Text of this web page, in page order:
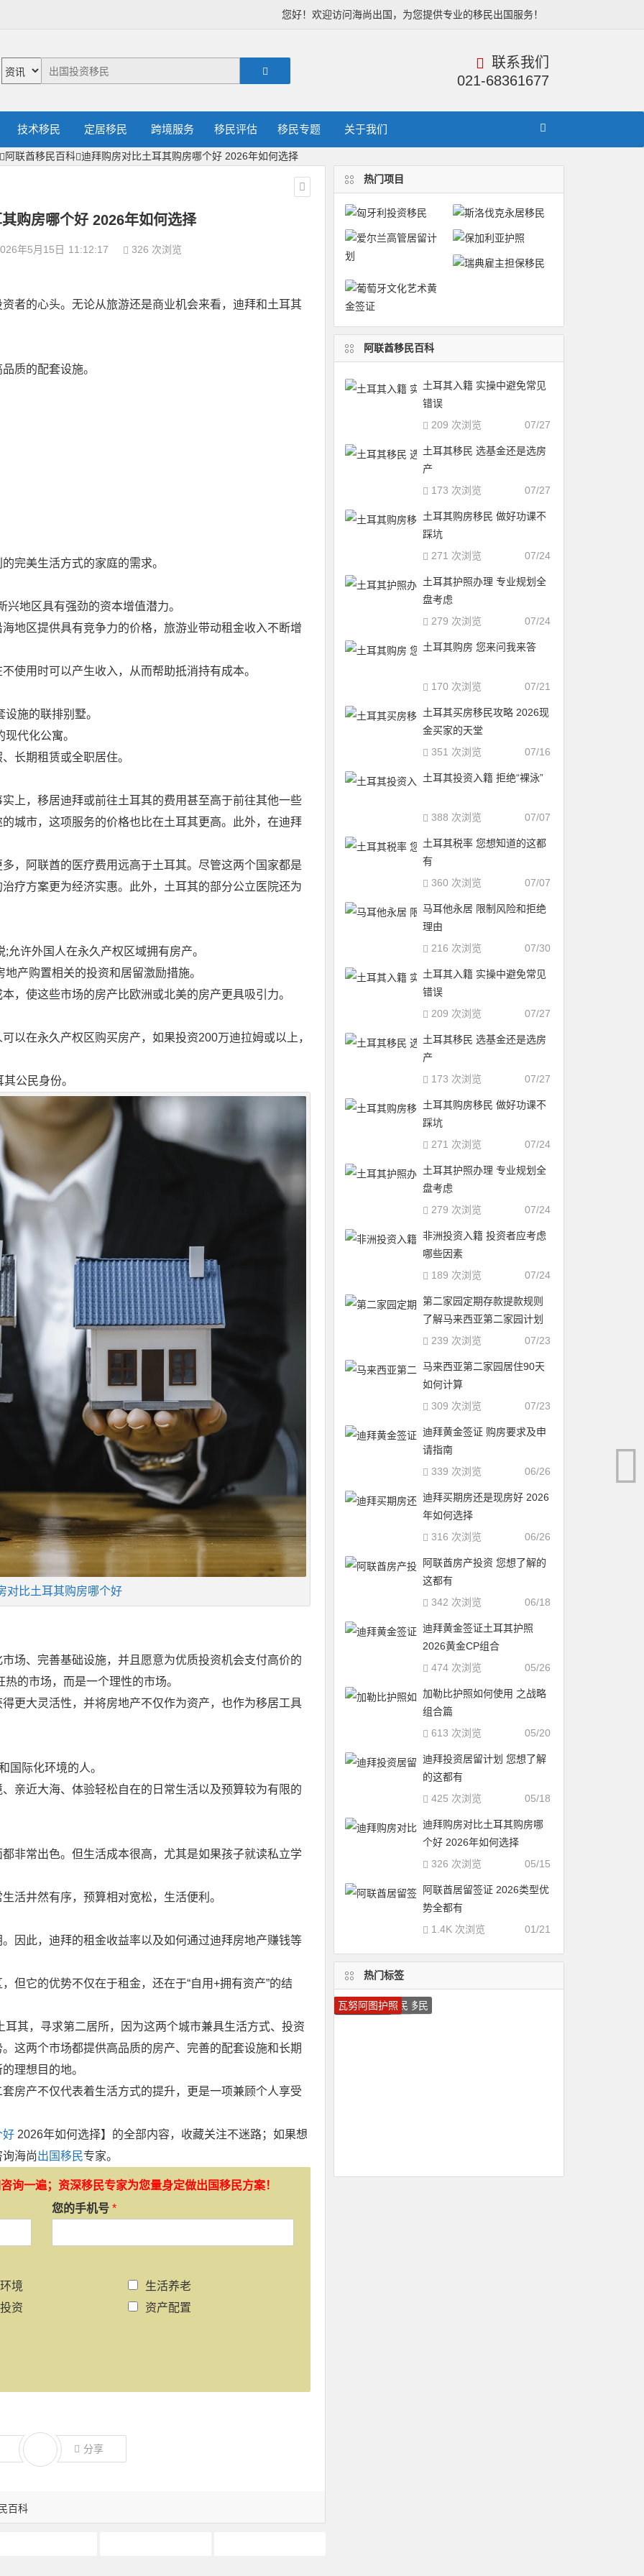
您好！欢迎访问海尚出国，为您提供专业的移民出国服务！
联系我们
021-68361677
技术移民 定居移民 跨境服务 移民评估 移民专题 关于我们
阿联酋移民百科 迪拜购房对比土耳其购房哪个好 2026年如何选择
购房哪个好 2026年如何选择
年5月15日 11:12:17 326 次浏览
者的心头。无论从旅游还是商业机会来看，迪拜和土耳其
质的配套设施。
完美生活方式的家庭的需求。
地区具有强劲的资本增值潜力。
地区提供具有竞争力的价格，旅游业带动租金收入不断增
使用时可以产生收入，从而帮助抵消持有成本。
施的联排别墅。
代化公寓。
长期租赁或全职居住。
上，移居迪拜或前往土耳其的费用甚至高于前往其他一些
城市，这项服务的价格也比在土耳其更高。此外，在迪拜
，阿联酋的医疗费用远高于土耳其。尽管这两个国家都是
疗方案更为经济实惠。此外，土耳其的部分公立医院还为
许外国人在永久产权区域拥有房产。
产购置相关的投资和居留激励措施。
，使这些市场的房产比欧洲或北美的房产更具吸引力。
以在永久产权区购买房产，如果投资200万迪拉姆或以上，
公民身份。
对比土耳其购房哪个好
场、完善基础设施，并且愿意为优质投资机会支付高价的
的市场，而是一个理性的市场。
更大灵活性，并将房地产不仅作为资产，也作为移居工具
国际化环境的人。
亲近大海、体验轻松自在的日常生活以及预算较为有限的
非常出色。但生活成本很高，尤其是如果孩子就读私立学
活井然有序，预算相对宽松，生活便利。
因此，迪拜的租金收益率以及如何通过迪拜房地产赚钱等
但它的优势不仅在于租金，还在于“自用+拥有资产”的结
其，寻求第二居所，因为这两个城市兼具生活方式、投资
这两个市场都提供高品质的房产、完善的配套设施和长期
理想目的地。
房产不仅代表着生活方式的提升，更是一项兼顾个人享受
好 2026年如何选择】的全部内容，收藏关注不迷路；如果想
海尚出国移民专家。
询一遍；资深移民专家为您量身定做出国移民方案！
您的手机号 *
境
生活养老
资
资产配置
分享
百科
热门项目
阿联酋移民百科
土耳其入籍 实操中避免常见
错误
07/27
209 次浏览
土耳其移民 选基金还是选房
产
07/27
173 次浏览
土耳其购房移民 做好功课不
踩坑
07/24
271 次浏览
土耳其护照办理 专业规划全
盘考虑
07/24
279 次浏览
土耳其购房 您来问我来答
07/21
170 次浏览
土耳其买房移民攻略 2026现
金买家的天堂
07/16
351 次浏览
土耳其投资入籍 拒绝“裸泳”
07/07
388 次浏览
土耳其税率 您想知道的这都
有
07/07
360 次浏览
马耳他永居 限制风险和拒绝
理由
07/30
216 次浏览
土耳其入籍 实操中避免常见
错误
07/27
209 次浏览
土耳其移民 选基金还是选房
产
07/27
173 次浏览
土耳其购房移民 做好功课不
踩坑
07/24
271 次浏览
土耳其护照办理 专业规划全
盘考虑
07/24
279 次浏览
非洲投资入籍 投资者应考虑
哪些因素
07/24
189 次浏览
第二家园定期存款提款规则
了解马来西亚第二家园计划
07/23
239 次浏览
马来西亚第二家园居住90天
如何计算
07/23
309 次浏览
迪拜黄金签证 购房要求及申
请指南
06/26
339 次浏览
迪拜买期房还是现房好 2026
年如何选择
06/26
316 次浏览
阿联酋房产投资 您想了解的
这都有
06/18
342 次浏览
迪拜黄金签证土耳其护照
2026黄金CP组合
05/26
474 次浏览
加勒比护照如何使用 之战略
组合篇
05/20
613 次浏览
迪拜投资居留计划 您想了解
的这都有
05/18
425 次浏览
迪拜购房对比土耳其购房哪
个好 2026年如何选择
05/15
326 次浏览
阿联酋居留签证 2026类型优
势全都有
01/21
1.4K 次浏览
热门标签
多米尼克护照
美国移民
移民希腊
加拿大移民
葡萄牙移民
圣基茨移民
移民葡萄牙
圣卢西亚护照
圣基茨护照
移民加拿大
马耳他移民
圣卢西亚移民
马耳他护照
加拿大技术移民
希腊移民
瓦努阿图移民
加拿大雇主担保移民
希腊投资移民
葡萄牙投资移民
瓦努阿图护照